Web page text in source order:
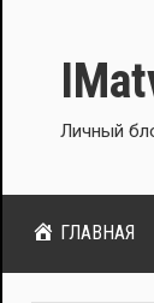
содержимому
Личный
ГЛАВНАЯ